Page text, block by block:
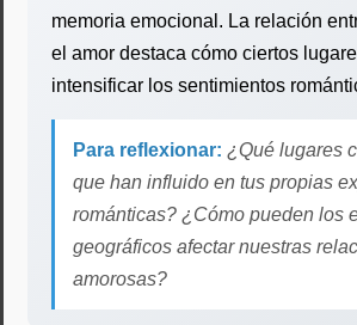
memoria emocional. La relación
el amor destaca cómo ciertos
intensificar los sentimientos
Para reflexionar: ¿Qué lugares
que han influido en tus propias
románticas? ¿Cómo pueden los
geográficos afectar nuestras
amorosas?